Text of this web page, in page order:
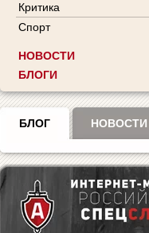
Критика
Спорт
НОВОСТИ
БЛОГИ
БЛОГ НОВОСТИ